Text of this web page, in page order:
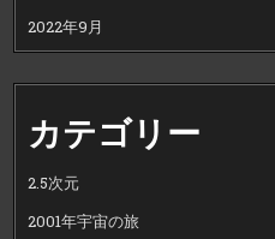
2022年9月
カテゴリー
2.5次元
2001年宇宙の旅